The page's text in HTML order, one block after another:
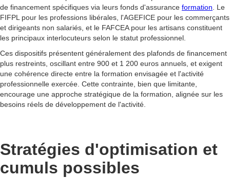
de financement spécifiques via leurs fonds d'assurance formation . Le
FIFPL pour les professions libérales, l'AGEFICE pour les commerçants
et dirigeants non salariés, et le FAFCEA pour les artisans constituent
les principaux interlocuteurs selon le statut professionnel.
Ces dispositifs présentent généralement des plafonds de financement
plus restreints, oscillant entre 900 et 1 200 euros annuels, et exigent
une cohérence directe entre la formation envisagée et l'activité
professionnelle exercée. Cette contrainte, bien que limitante,
encourage une approche stratégique de la formation, alignée sur les
besoins réels de développement de l'activité.
Stratégies d'optimisation et
cumuls possibles